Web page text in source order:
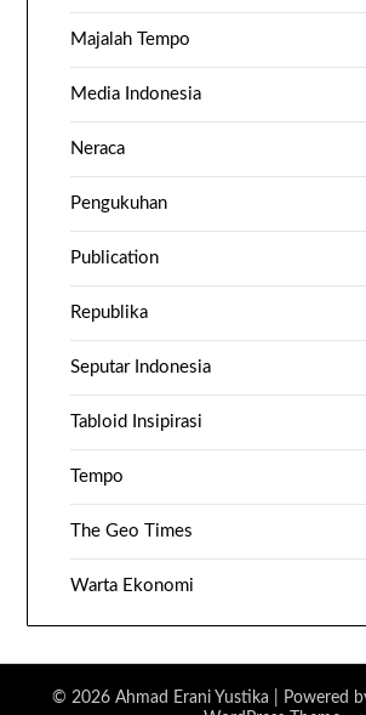
Majalah Tempo
Media Indonesia
Neraca
Pengukuhan
Publication
Republika
Seputar Indonesia
Tabloid Insipirasi
Tempo
The Geo Times
Warta Ekonomi
© 2026 Ahmad Erani Yustika | Powered